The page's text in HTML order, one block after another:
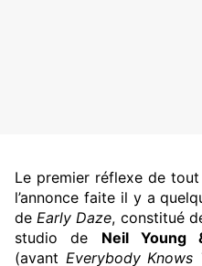
Le premier réflexe de
l’annonce faite il y a
de Early Daze, constitué
studio de
Neil Young
(avant Everybody Knows